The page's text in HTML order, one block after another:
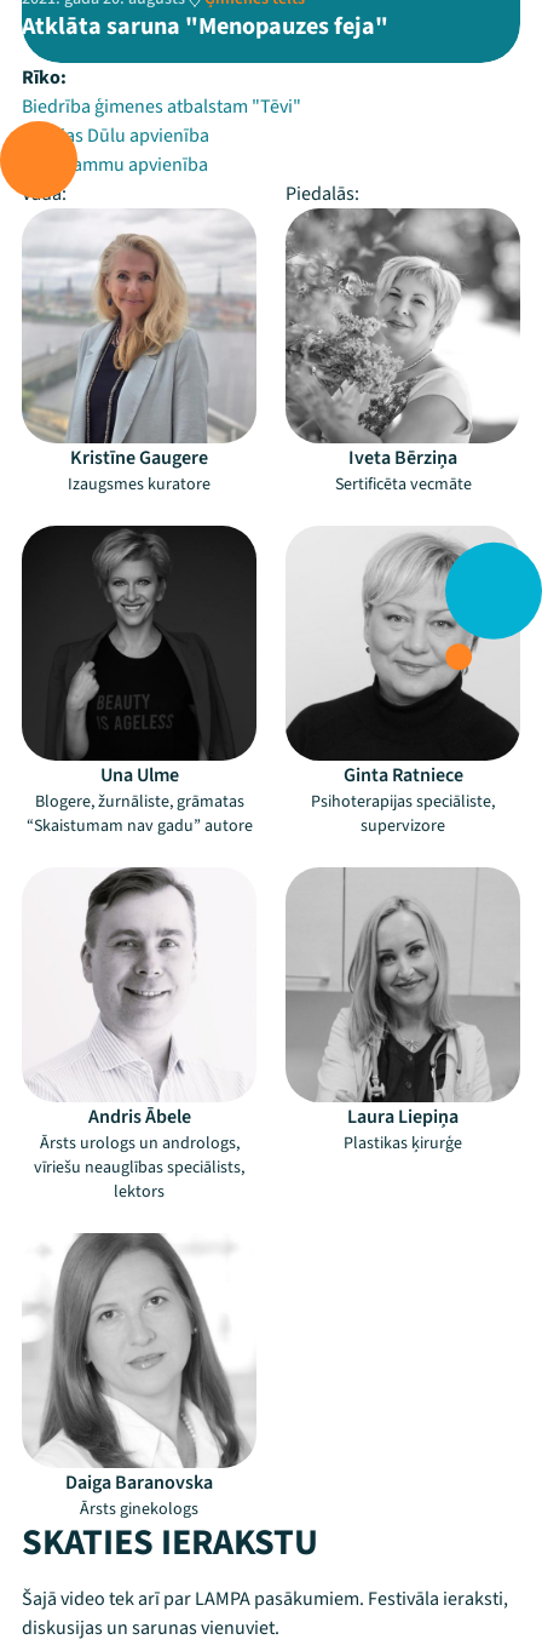
Mana programma
Atklāta saruna "Menopauzes feja"
Rīko:
Biedrība ģimenes atbalstam "Tēvi"
Latvijas Dūlu apvienība
PEP mammu apvienība
Vada:
Piedalās:
Kristīne Gaugere
Izaugsmes kuratore
Iveta Bērziņa
Sertificēta vecmāte
Una Ulme
Blogere, žurnāliste, grāmatas
“Skaistumam nav gadu” autore
Ginta Ratniece
Psihoterapijas speciāliste,
supervizore
Andris Ābele
Ārsts urologs un andrologs,
vīriešu neauglības speciālists,
lektors
Laura Liepiņa
Plastikas ķirurģe
Daiga Baranovska
Ārsts ginekologs
SKATIES IERAKSTU
Šajā video tek arī par LAMPA pasākumiem. Festivāla ieraksti,
diskusijas un sarunas vienuviet.